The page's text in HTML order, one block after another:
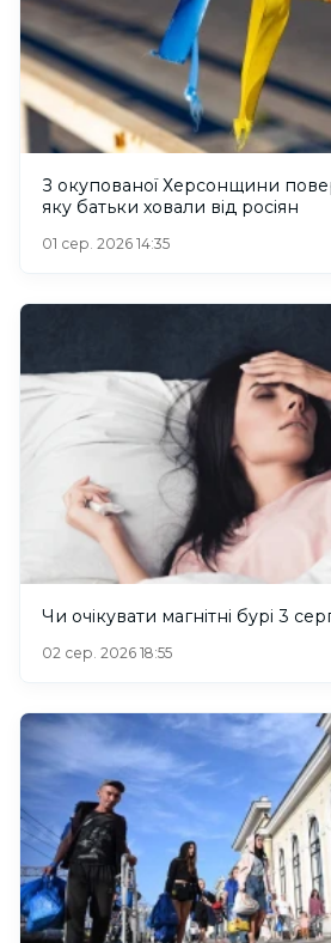
З окупованої Херсонщини
яку батьки ховали від росіян
01 сер. 2026 14:35
Чи очікувати магнітні бурі 3
02 сер. 2026 18:55